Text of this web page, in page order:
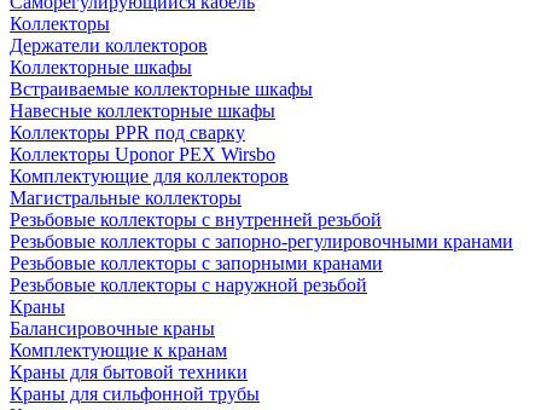
Коллекторы
Держатели коллекторов
Коллекторные шкафы
Встраиваемые коллекторные шкафы
Навесные коллекторные шкафы
Коллекторы PPR под сварку
Коллекторы Uponor PEX Wirsbo
Комплектующие для коллекторов
Магистральные коллекторы
Резьбовые коллекторы с внутренней резьбой
Резьбовые коллекторы с запорно-регулировочными кранами
Резьбовые коллекторы с запорными кранами
Резьбовые коллекторы с наружной резьбой
Краны
Балансировочные краны
Комплектующие к кранам
Краны для бытовой техники
Краны для сильфонной трубы